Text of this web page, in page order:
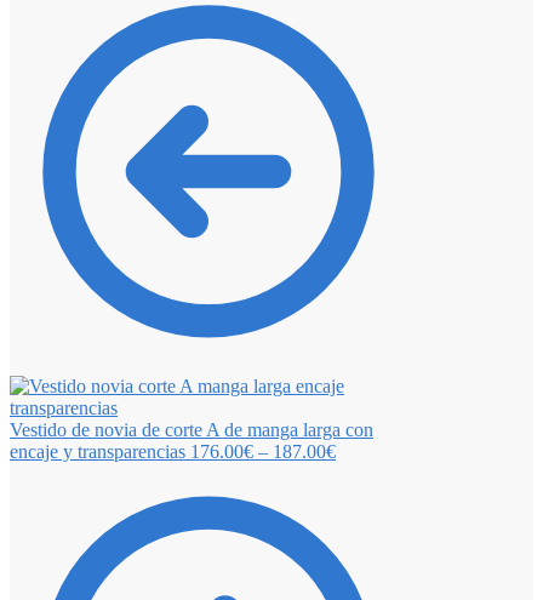
Vestido de novia de corte A de manga larga con
encaje y transparencias 176.00€ – 187.00€